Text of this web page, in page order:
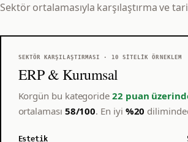
Sektör ortalamasıyla karşılaştırma ve
SEKTÖR KARŞILAŞTIRMASI · 10 SITELIK ÖRNEKLEM
ERP & Kurumsal
Korgün bu kategoride 22 puan
ortalaması 58/100. En iyi %20
Estetik